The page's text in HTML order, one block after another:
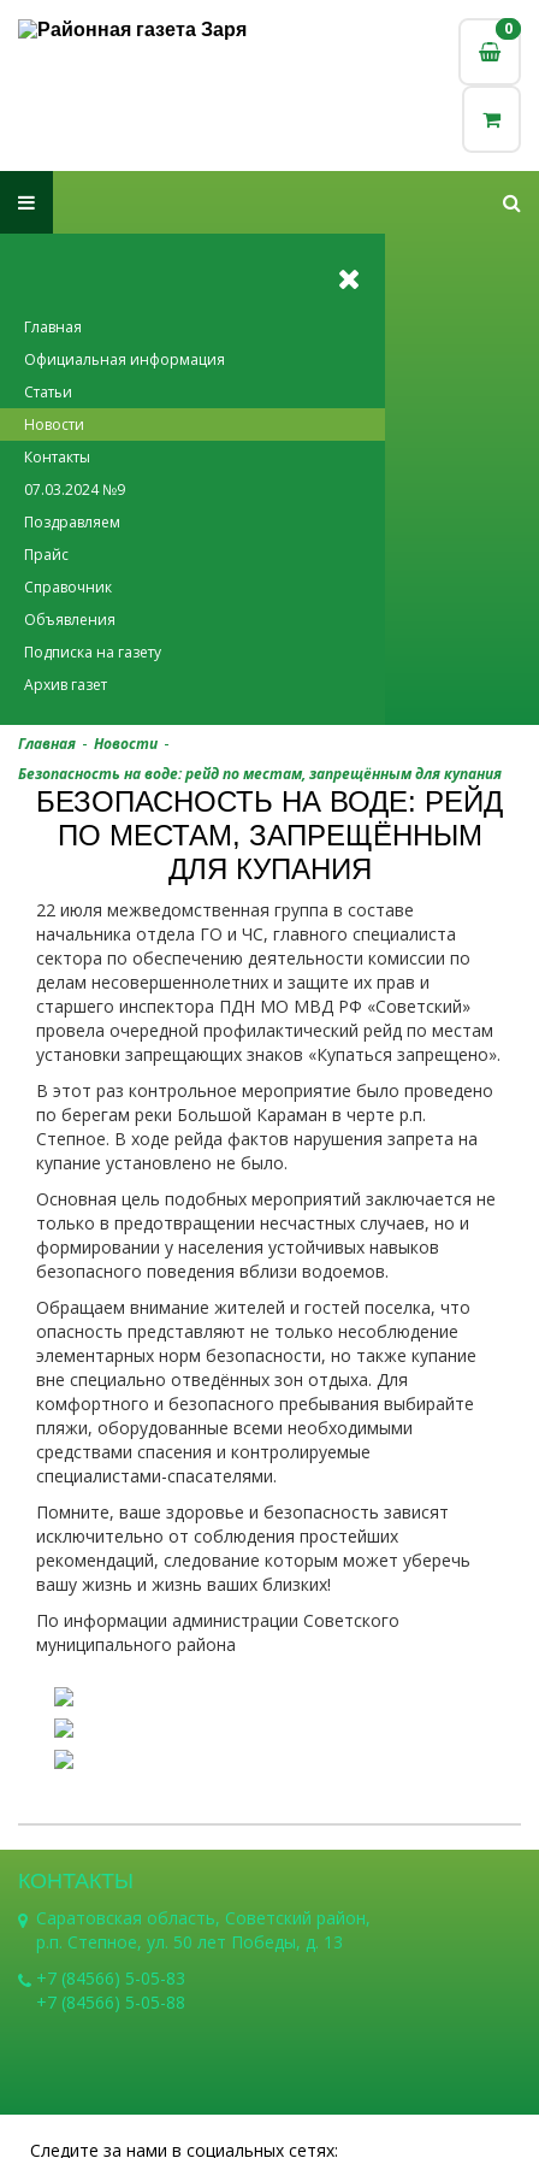
0
0
Главная
Официальная информация
Статьи
Новости
Контакты
07.03.2024 №9
Поздравляем
Прайс
Справочник
Объявления
Подписка на газету
Архив газет
Главная - Новости -
Безопасность на воде: рейд по местам, запрещённым для купания
БЕЗОПАСНОСТЬ НА ВОДЕ: РЕЙД
ПО МЕСТАМ, ЗАПРЕЩЁННЫМ
ДЛЯ КУПАНИЯ
22 июля межведомственная группа в составе
начальника отдела ГО и ЧС, главного специалиста
сектора по обеспечению деятельности комиссии по
делам несовершеннолетних и защите их прав и
старшего инспектора ПДН МО МВД РФ «Советский»
провела очередной профилактический рейд по местам
установки запрещающих знаков «Купаться запрещено».
В этот раз контрольное мероприятие было проведено
по берегам реки Большой Караман в черте р.п.
Степное. В ходе рейда фактов нарушения запрета на
купание установлено не было.
Основная цель подобных мероприятий заключается не
только в предотвращении несчастных случаев, но и
формировании у населения устойчивых навыков
безопасного поведения вблизи водоемов.
Обращаем внимание жителей и гостей поселка, что
опасность представляют не только несоблюдение
элементарных норм безопасности, но также купание
вне специально отведённых зон отдыха. Для
комфортного и безопасного пребывания выбирайте
пляжи, оборудованные всеми необходимыми
средствами спасения и контролируемые
специалистами-спасателями.
Помните, ваше здоровье и безопасность зависят
исключительно от соблюдения простейших
рекомендаций, следование которым может уберечь
вашу жизнь и жизнь ваших близких!
По информации администрации Советского
муниципального района
КОНТАКТЫ
Саратовская область, Советский район,
р.п. Степное, ул. 50 лет Победы, д. 13
+7 (84566) 5-05-83
+7 (84566) 5-05-88
Следите за нами в социальных сетях: